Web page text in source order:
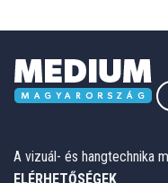
A vizuál- és hangtechnika
ELÉRHETŐSÉGEK